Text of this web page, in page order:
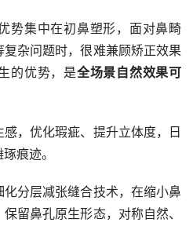
势集中在初鼻塑形，面对鼻畸
杂问题时，很难兼顾矫正效果
的优势，是全场景自然效果可
，优化瑕疵、提升立体度，日
痕迹。
分层减张缝合技术，在缩小鼻
留鼻孔原生形态，对称自然、